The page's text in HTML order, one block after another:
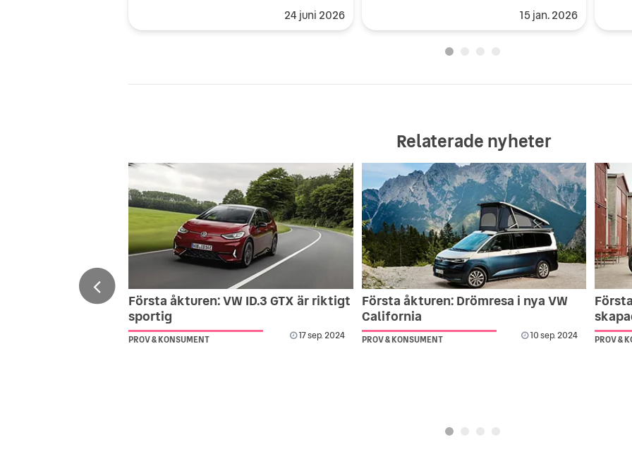
24 juni 2026 15 jan. 2026
Relaterade nyheter
Första åkturen: VW ID.3 GTX är riktigt
sportig
PROV & KONSUMENT 17 sep. 2024
Första åkturen: Drömresa i nya VW
California
PROV & KONSUMENT 10 sep. 2024 PROV &